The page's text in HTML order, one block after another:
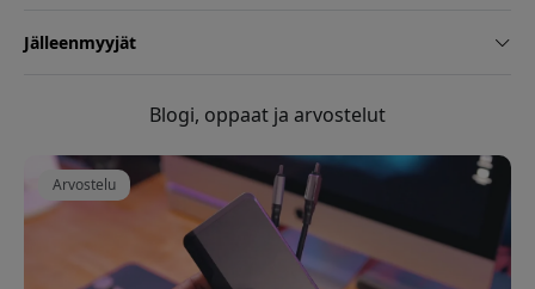
Jälleenmyyjät
Blogi, oppaat ja arvostelut
Arvostelu